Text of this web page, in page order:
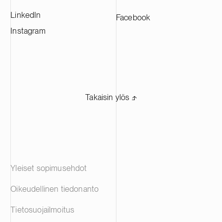
LinkedIn
Instagram
Facebook
Takaisin ylös ⬏
Yleiset sopimusehdot
Oikeudellinen tiedonanto
Tietosuojailmoitus